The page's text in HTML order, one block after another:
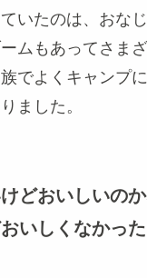
いたのは、おな
ムもあってさま
でよくキャンプ
ました。
どおいしいのか
いしくなかっ